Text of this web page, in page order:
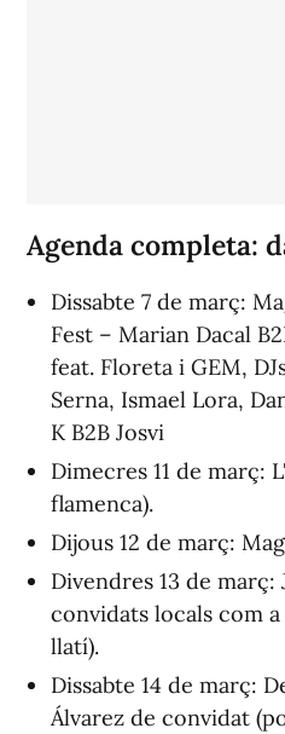
Agenda completa:
Dissabte 7 de març:
Fest – Marian Dacal
feat. Floreta i GEM,
Serna, Ismael Lora,
K B2B Josvi
Dimecres 11 de març:
flamenca).
Dijous 12 de març:
Divendres 13 de març:
convidats locals com
llatí).
Dissabte 14 de març:
Álvarez de convidat